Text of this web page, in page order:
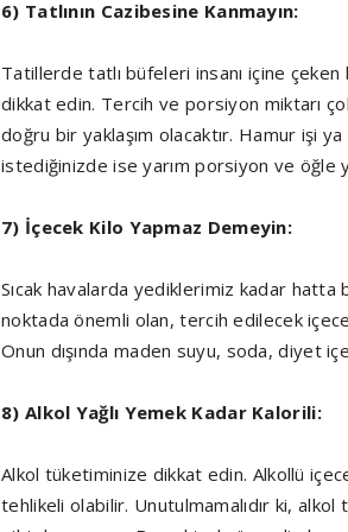
6) Tatlının Cazibesine Kanmayın:
Tatillerde tatlı büfeleri insanı içine
dikkat edin. Tercih ve porsiyon miktarı
doğru bir yaklaşım olacaktır. Hamur işi
istediğinizde ise yarım porsiyon ve öğle
7) İçecek Kilo Yapmaz Demeyin:
Sıcak havalarda yediklerimiz kadar
noktada önemli olan, tercih edilecek
Onun dışında maden suyu, soda, diyet
8) Alkol Yağlı Yemek Kadar Kalorili:
Alkol tüketiminize dikkat edin. Alkollü
tehlikeli olabilir. Unutulmamalıdır ki,